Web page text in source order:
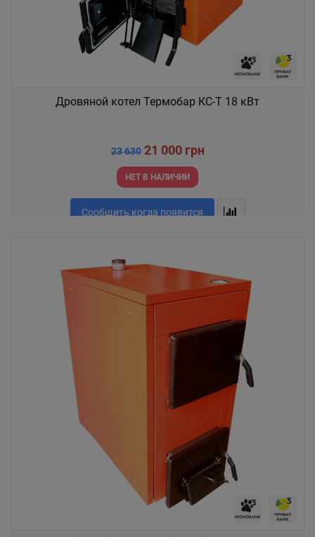
Дровяной котел Термобар КС-Т 18 кВт
23 630 21 000 грн
НЕТ В НАЛИЧИИ
Сообщить когда появится